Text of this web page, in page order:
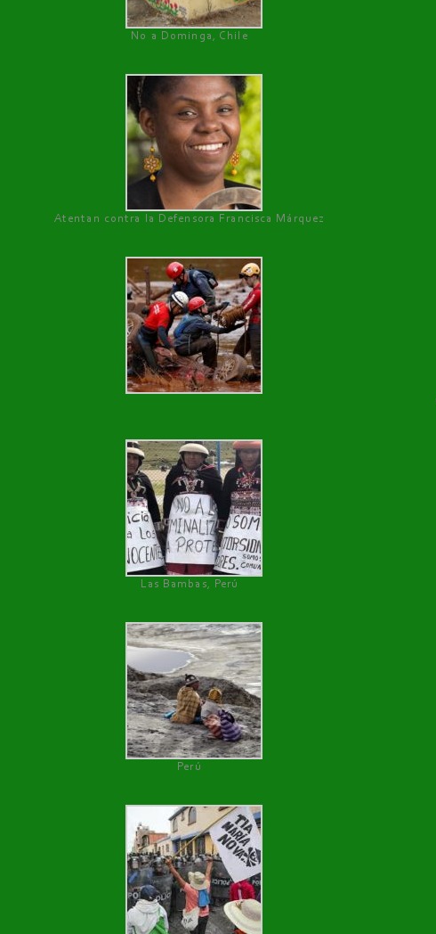
No a Dominga, Chile
Atentan contra la Defensora Francisca Márquez
Las Bambas, Perú
Perú